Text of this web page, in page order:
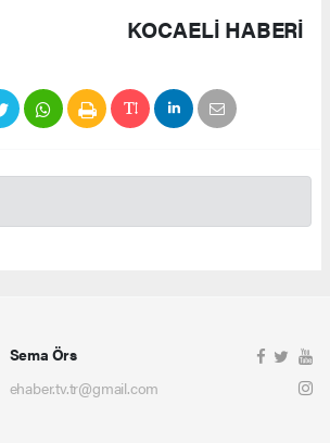
KOCAELI HABERİ
Sema Örs
ehaber.tv.tr@gmail.com